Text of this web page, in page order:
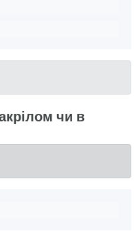
чи в